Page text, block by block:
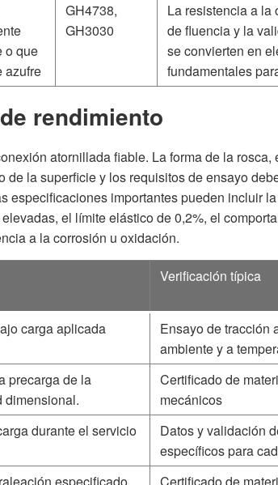
o que
azufre
GH4738,
GH3030
La resistencia a la
de fluencia y la
se convierten en
fundamentales
rendimiento
atornillada fiable. La forma de la rosca,
de la superficie y los requisitos de ensayo
especificaciones importantes pueden incluir
el límite elástico de 0,2%, el
a la corrosión u oxidación.
Verificación típica
carga aplicada
Ensayo de tracción
ambiente y a
precarga de la
dimensional.
Certificado de
mecánicos
durante el servicio
Datos y validación
específicos para